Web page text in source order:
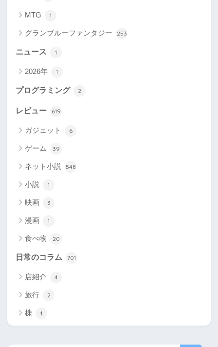
MTG 1
グランブルーファンタジー 253
ニュース 1
2026年 1
プログラミング 2
レビュー 619
ガジェット 6
ゲーム 39
ネット小説 548
小説 1
映画 3
漫画 1
食べ物 20
日常のコラム 701
店紹介 4
旅行 2
株 1